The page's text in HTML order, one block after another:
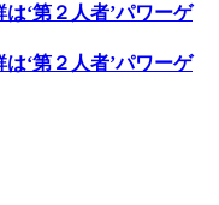
‘第２人者’パワーゲ
‘第２人者’パワーゲ